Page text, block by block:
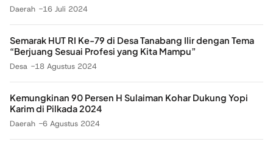
Daerah 16 Juli 2024
Semarak HUT RI Ke-79 di Desa Tanabang Ilir dengan Tema
“Berjuang Sesuai Profesi yang Kita Mampu”
Desa 18 Agustus 2024
Kemungkinan 90 Persen H Sulaiman Kohar Dukung Yopi
Karim di Pilkada 2024
Daerah 6 Agustus 2024